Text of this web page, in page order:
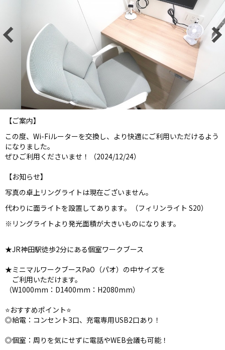
【ご案内】
この度、Wi-Fiルーターを交換し、より快適にご利用いただけるよう
になりました。
ぜひご利用くださいませ！（2024/12/24）
【お知らせ】
写真の卓上リングライトは現在ございません。
代わりに面ライトを設置してあります。（フィリンライト S20）
※リングライトより発光面積が大きいものになります。
★JR神田駅徒歩2分にある個室ワークブース
★ミニマルワークブースPaO（パオ）の中サイズを
ご利用いただけます。
（W1000mm：D1400mm：H2080mm）
⭐️おすすめポイント⭐️
◎給電：コンセント3口、充電専用USB2口あり！
◎個室：周りを気にせずに電話やWEB会議も可能！